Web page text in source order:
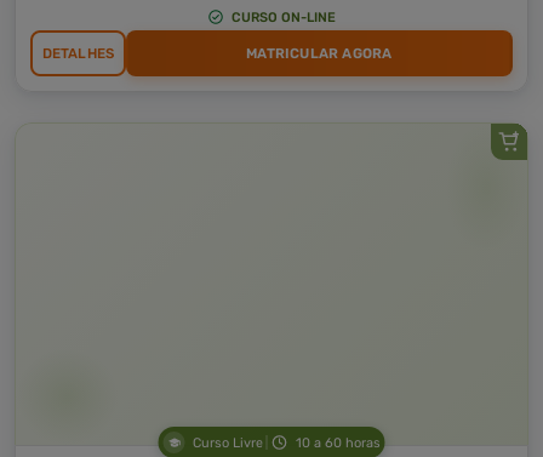
CURSO ON-LINE
DETALHES MATRICULAR AGORA
Curso Livre 10 a 60 horas